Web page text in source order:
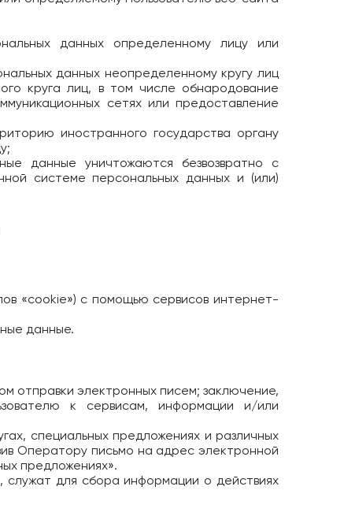
данных определенному лицу или
данных неопределенному кругу лиц
круга лиц, в том числе обнародование
сетях или предоставление
иностранного государства органу
данные уничтожаются безвозвратно с
системе персональных данных и (или)
«cookie») с помощью сервисов интернет-
данные.
отправки электронных писем; заключение,
к сервисам, информации и/или
специальных предложениях и различных
Оператору письмо на адрес электронной
предложениях».
для сбора информации о действиях